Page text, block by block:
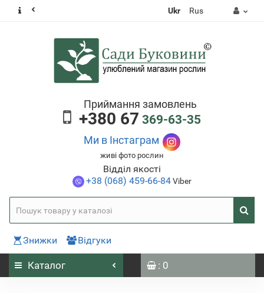
Ukr Rus
Приймання замовлень
+380 67 369-63-35
Ми в Інстаграм
живі фото рослин
Відділ якості
+38 (068) 459-66-84Viber
Знижки Відгуки
Каталог : 0